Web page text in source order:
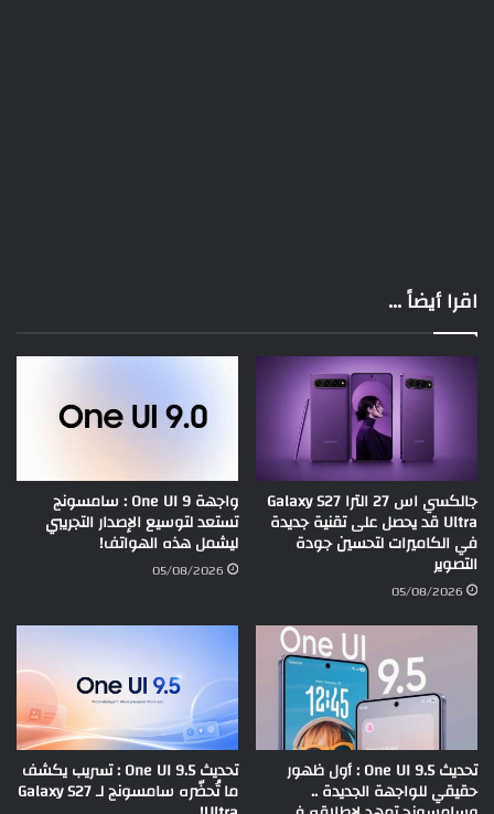
اقرا أيضاً ...
جالكسي اس 27 الترا Galaxy S27
Ultra قد يحصل على تقنية جديدة
في الكاميرات لتحسين جودة
التصوير
05/08/2026
واجهة One UI 9 : سامسونج
تستعد لتوسيع الإصدار التجريبي
ليشمل هذه الهواتف!
05/08/2026
تحديث One UI 9.5 : أول ظهور
حقيقي للواجهة الجديدة ..
تحديث One UI 9.5 : تسريب يكشف
ما تُحضّره سامسونج لـ Galaxy S27